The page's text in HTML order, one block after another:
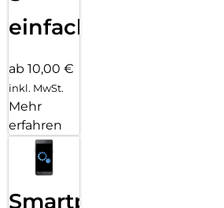
einfach
ab 10,00 €
inkl. MwSt.
Mehr
erfahren
Smartphone